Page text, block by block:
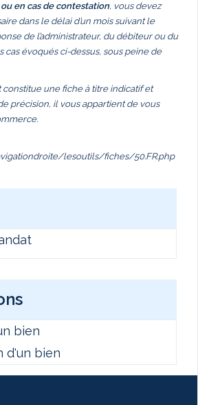
en cas de contestation, vous devez
dans le délai d’un mois suivant le
de l’administrateur, du débiteur ou du
cas évoqués ci-dessus, sous peine de
une fiche à titre indicatif et
précision, il vous appartient de vous
lesoutils/fiches/50.FR.php
bien
d'un bien